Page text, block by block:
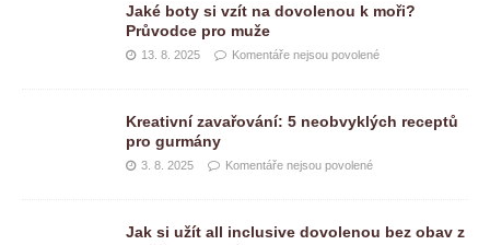
Jaké boty si vzít na dovolenou k moři?
Průvodce pro muže
13. 8. 2025 Komentáře nejsou povolené
Kreativní zavařování: 5 neobvyklých receptů
pro gurmány
3. 8. 2025 Komentáře nejsou povolené
Jak si užít all inclusive dovolenou bez obav z